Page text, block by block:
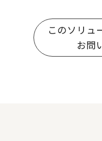
このソリュ
お問